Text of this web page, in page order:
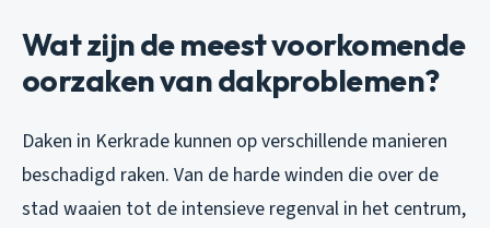
Wat zijn de meest voorkomende
oorzaken van dakproblemen?
Daken in Kerkrade kunnen op verschillende manieren
beschadigd raken. Van de harde winden die over de
stad waaien tot de intensieve regenval in het centrum,